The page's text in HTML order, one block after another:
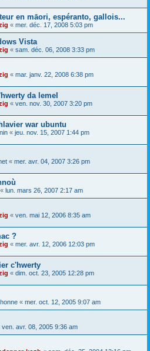
en māori, espéranto, gallois...
« mer. déc. 17, 2008 5:03 pm
Vista
« sam. déc. 06, 2008 3:33 pm
« mar. janv. 22, 2008 6:38 pm
da lemel
« ven. nov. 30, 2007 3:20 pm
war ubuntu
« jeu. nov. 15, 2007 1:44 pm
« mer. avr. 04, 2007 3:26 pm
« lun. mars 26, 2007 2:17 am
« ven. mai 12, 2006 8:35 am
?
« mer. avr. 12, 2006 12:03 pm
c'hwerty
« dim. oct. 23, 2005 12:28 pm
« mer. oct. 12, 2005 9:07 am
ven. avr. 08, 2005 9:36 am